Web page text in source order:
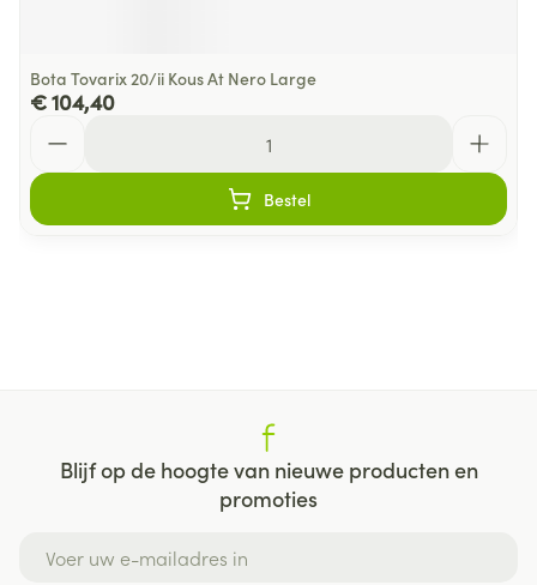
Bota Tovarix 20/ii Kous At Nero Large
€ 104,40
Bestel
Blijf op de hoogte van nieuwe producten en
promoties